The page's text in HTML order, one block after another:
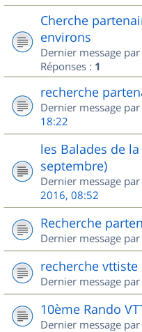
Cherche
environs
Dernier message par
Réponses : 1
recherche
Dernier message par
18:22
les Balades de
septembre)
Dernier message par
2016, 08:52
Recherche
Dernier message par
recherche vttiste
Dernier message par
10ème Rando
Dernier message par